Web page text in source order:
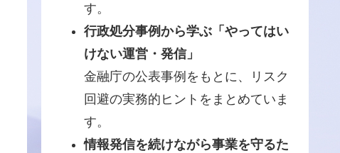
す。
行政処分事例から学ぶ「やってはい
けない運営・発信」
金融庁の公表事例をもとに、リスク
回避の実務的ヒントをまとめていま
す。
情報発信を続けながら事業を守るた